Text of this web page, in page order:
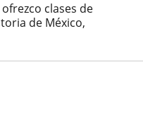
clases de
de México,